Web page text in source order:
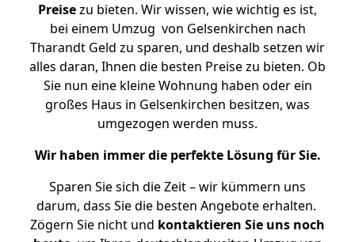
Preisezu bieten. Wir wissen, wie wichtig es ist,
bei einem Umzug von Gelsenkirchen nach
Tharandt Geld zu sparen, und deshalb setzen wir
alles daran, Ihnen die besten Preise zu bieten. Ob
Sie nun eine kleine Wohnung haben oder ein
großes Haus in Gelsenkirchen besitzen, was
umgezogen werden muss.
Wir haben immer die perfekte Lösung für Sie.
Sparen Sie sich die Zeit – wir kümmern uns
darum, dass Sie die besten Angebote erhalten.
Zögern Sie nicht und kontaktieren Sie uns noch